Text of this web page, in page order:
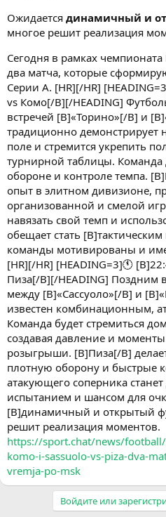
Ожидается динамичный и
многое решит реализация
Сегодня в рамках
два матча, которые
Серии A. [HR][/HR]
vs Комо[/B][/HEADING]
встречей [B]«Торино»[/B] и
традиционно демонстрирует
поле и стремится укрепить
турнирной таблицы. Команда
обороне и контроле темпа.
опыт в элитном дивизионе,
организованной и смелой
навязать свой темп и
обещает стать
команды мотивированы и
[HR][/HR] [HEADING=3]🕚
Пиза[/B][/HEADING] Поздним
между [B]«Сассуоло»[/B] и
известен комбинационным,
Команда будет стремиться
создавая давление и
розыгрыши. [B]Пиза[/B]
плотную оборону и быстрые
атакующего соперника
испытанием и шансом для
[B]динамичный и открытый
решит реализация моментов.
https://sport.chat/news/
komo-i-sassuolo-vs-piza-dva-
vremja-po-msk
Войдите или